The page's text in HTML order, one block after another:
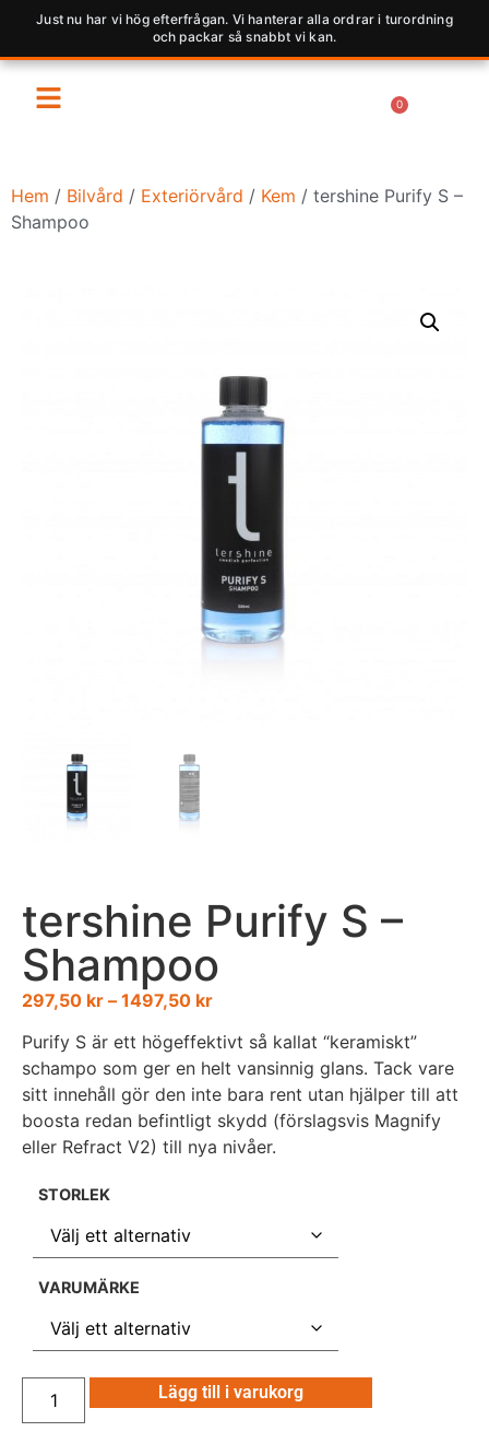
Just nu har vi hög efterfrågan. Vi hanterar alla ordrar i turordning
och packar så snabbt vi kan.
0
Hem / Bilvård / Exteriörvård / Kem / tershine Purify S –
Shampoo
tershine Purify S –
Shampoo
297,50 kr – 1497,50 kr
Purify S är ett högeffektivt så kallat “keramiskt”
schampo som ger en helt vansinnig glans. Tack vare
sitt innehåll gör den inte bara rent utan hjälper till att
boosta redan befintligt skydd (förslagsvis Magnify
eller Refract V2) till nya nivåer.
STORLEK
VARUMÄRKE
Lägg till i varukorg